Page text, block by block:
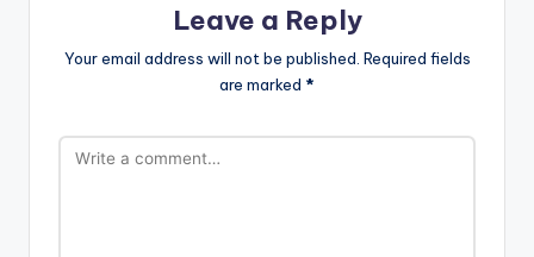
Leave a Reply
Your email address will not be published. Required fields
are marked *